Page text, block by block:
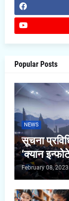
Popular Posts
NEWS
सूचना
‘क्यान
February 08, 2023